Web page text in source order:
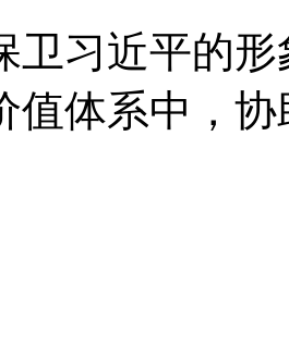
卫习近平的
值体系中，